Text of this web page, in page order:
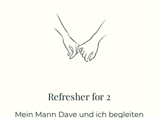
Refresher for 2
Mein Mann Dave und ich begleiten